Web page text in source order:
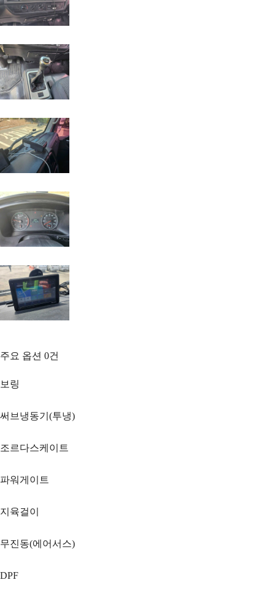
주요 옵션 0건
보링
써브냉동기(투냉)
조르다스케이트
파워게이트
지육걸이
무진동(에어서스)
DPF